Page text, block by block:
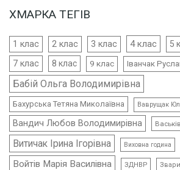
ХМАРКА ТЕГІВ
1 клас 2 клас 3 клас 4 клас 5
7 клас 8 клас 9 клас Іванчак
Бабій Ольга Володимирівна
Бахурська Тетяна Миколаївна Ваврущак
Вандич Любов Володимирівна
Витичак Ірина Ігорівна Виховна година
Войтів Марія Василівна ЗДНВР